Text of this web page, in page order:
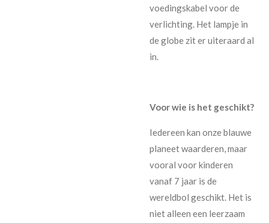
voedingskabel voor de
verlichting. Het lampje in
de globe zit er uiteraard al
in.
Voor wie is het geschikt?
Iedereen kan onze blauwe
planeet waarderen, maar
vooral voor kinderen
vanaf 7 jaar is de
wereldbol geschikt. Het is
niet alleen een leerzaam